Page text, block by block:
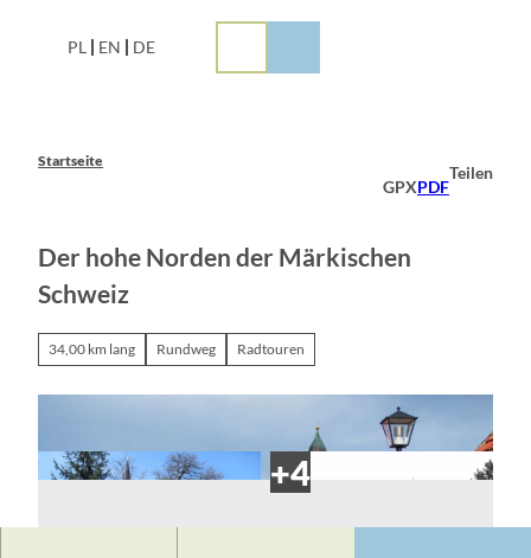
PL EN DE
Startseite
GPXPDF
Teilen
Der hohe Norden der Märkischen
Schweiz
34,00 km lang Rundweg Radtouren